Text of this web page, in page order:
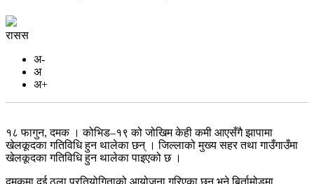
रासस
अ-
अ
अ+
१८ फागुन, दमक । कोभिड–१९ को जोखिम केही कमी आएसँगै झापामा
खेलकूदका गतिविधि हुन थालेका छन् । जिल्लाको मुख्य सहर तथा गाउँगाउँमा
खेलकूदका गतिविधि हुन थालेका पाइएको छ ।